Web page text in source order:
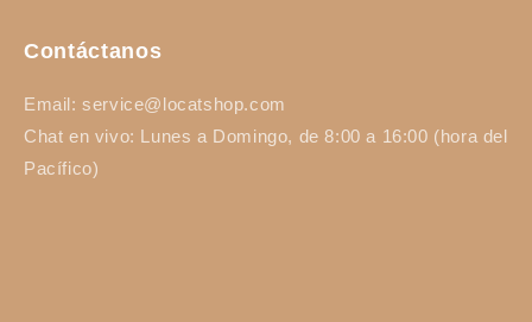
Contáctanos
Email: service@locatshop.com
Chat en vivo: Lunes a Domingo, de 8:00 a 16:00 (hora del
Pacífico)